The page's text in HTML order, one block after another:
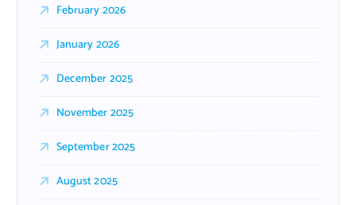
February 2026
January 2026
December 2025
November 2025
September 2025
August 2025